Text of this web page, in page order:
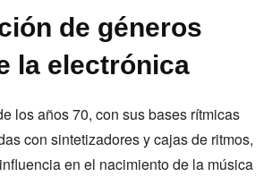
de géneros
la electrónica
los años 70, con sus bases rítmicas
con sintetizadores y cajas de ritmos,
en el nacimiento de la música